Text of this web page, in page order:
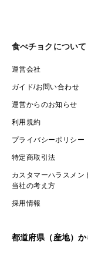
食べチョクについて
運営会社
ガイド/お問い合わせ
運営からのお知らせ
利用規約
プライバシーポリシー
特定商取引法
カスタマーハラスメン
当社の考え方
採用情報
都道府県（産地）